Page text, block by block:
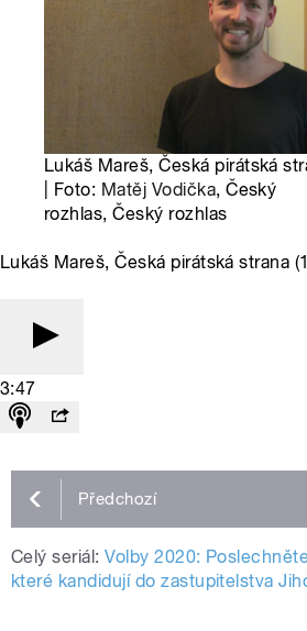
Lukáš Mareš, Česká pirátská
| Foto: Matěj Vodička, Český
rozhlas, Český rozhlas
Lukáš Mareš, Česká pirátská strana
3:47
Předchozí
Celý seriál: Volby 2020:
které kandidují do zastupitelstva